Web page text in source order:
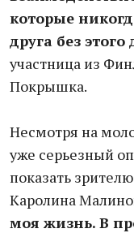
которые
друга без
участница из
Покрышка.
Несмотря на
уже серьезный
показать
Каролина
моя жизнь. В